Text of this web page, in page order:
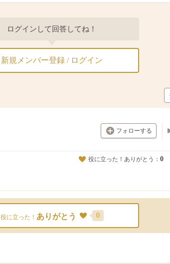
ログインして回答してね！
新規メンバー登録 / ログイン
フォローする
役に立った！ありがとう： 0
役に立った！ ありがとう 0